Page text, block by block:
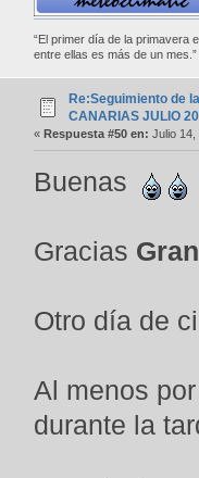
“El primer día de la primavera
entre ellas es más de un
Re:Seguimiento de
CANARIAS JULIO
« Respuesta #50 en: Julio 14,
Buenas
Gracias
Otro día de
Al menos
durante la